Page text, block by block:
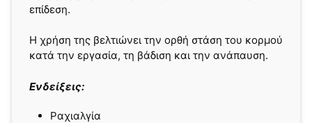
επίδεση.
Η χρήση της βελτιώνει την ορθή στάση του κορμού
κατά την εργασία, τη βάδιση και την ανάπαυση.
Ενδείξεις:
Ραχιαλγία